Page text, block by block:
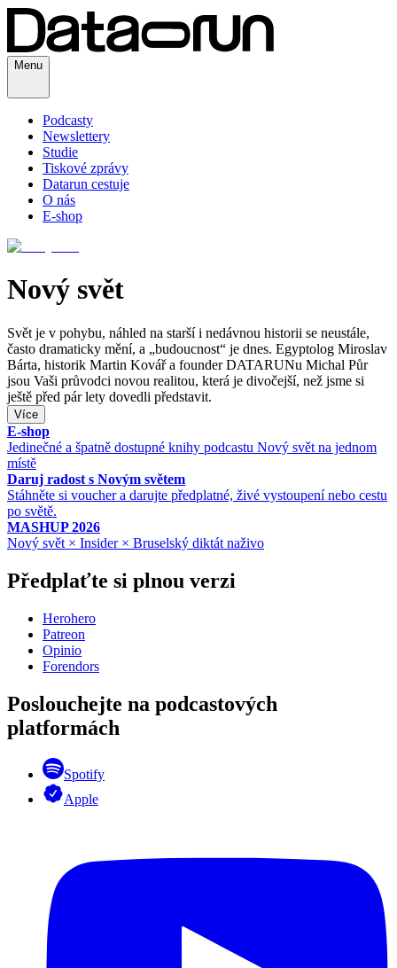
Menu
Podcasty
Newslettery
Studie
Tiskové zprávy
Datarun cestuje
O nás
E-shop
Nový svět
Svět je v pohybu, náhled na starší i nedávnou historii se neustále,
často dramaticky mění, a „budoucnost“ je dnes. Egyptolog Miroslav
Bárta, historik Martin Kovář a founder DATARUNu Michal Půr
jsou Vaši průvodci novou realitou, která je divočejší, než jsme si
ještě před pár lety dovedli představit.
Více
E-shop
Jedinečné a špatně dostupné knihy podcastu Nový svět na jednom
místě
Daruj radost s Novým světem
Stáhněte si voucher a darujte předplatné, živé vystoupení nebo cestu
po světě.
MASHUP 2026
Nový svět × Insider × Bruselský diktát naživo
Předplaťte si plnou verzi
Herohero
Patreon
Opinio
Forendors
Poslouchejte na podcastových
platformách
Spotify
Apple